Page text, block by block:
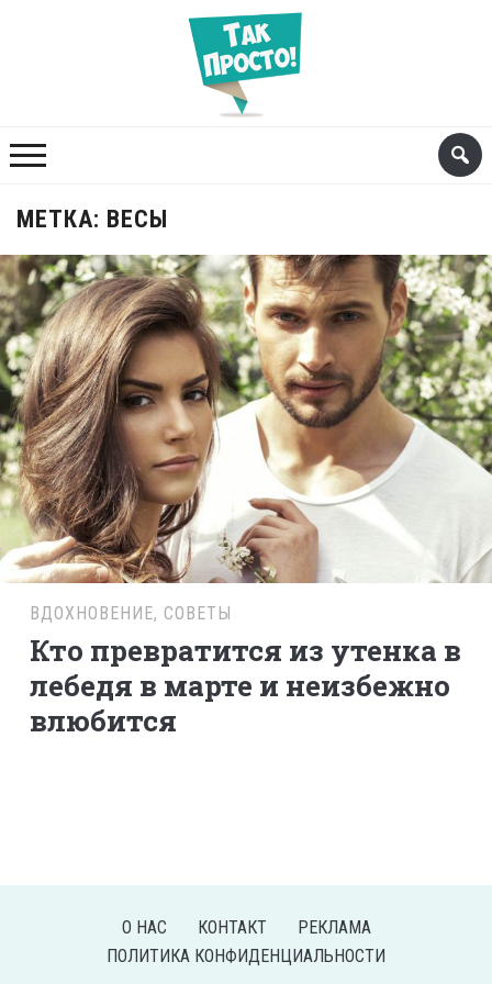
МЕТКА: ВЕСЫ
ВДОХНОВЕНИЕ, СОВЕТЫ
Кто превратится из утенка в
лебедя в марте и неизбежно
влюбится
О НАС КОНТАКТ
РЕКЛАМА
ПОЛИТИКА КОНФИДЕНЦИАЛЬНОСТИ